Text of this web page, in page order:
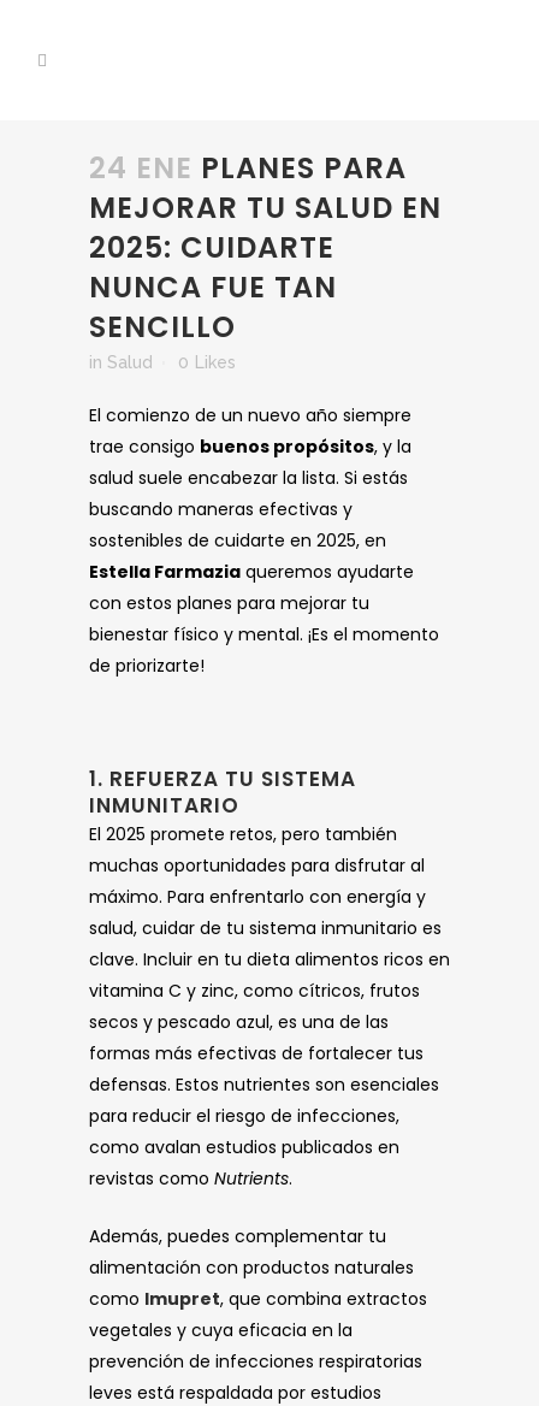
24 ENE PLANES PARA
MEJORAR TU SALUD EN
2025: CUIDARTE
NUNCA FUE TAN
SENCILLO
in Salud 0 Likes
El comienzo de un nuevo año siempre
trae consigo buenos propósitos, y la
salud suele encabezar la lista. Si estás
buscando maneras efectivas y
sostenibles de cuidarte en 2025, en
Estella Farmazia queremos ayudarte
con estos planes para mejorar tu
bienestar físico y mental. ¡Es el momento
de priorizarte!
1. REFUERZA TU SISTEMA
INMUNITARIO
El 2025 promete retos, pero también
muchas oportunidades para disfrutar al
máximo. Para enfrentarlo con energía y
salud, cuidar de tu sistema inmunitario es
clave. Incluir en tu dieta alimentos ricos en
vitamina C y zinc, como cítricos, frutos
secos y pescado azul, es una de las
formas más efectivas de fortalecer tus
defensas. Estos nutrientes son esenciales
para reducir el riesgo de infecciones,
como avalan estudios publicados en
revistas como Nutrients.
Además, puedes complementar tu
alimentación con productos naturales
como Imupret, que combina extractos
vegetales y cuya eficacia en la
prevención de infecciones respiratorias
leves está respaldada por estudios